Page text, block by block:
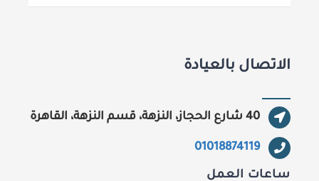
الاتصال بالعيادة
40 شارع الحجاز، النزهة، قسم النزهة، القاهرة‬
01018874119
ساعات العمل